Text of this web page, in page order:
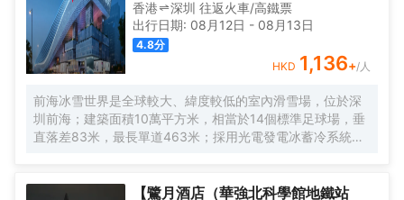
香港 深圳 往返火車/高鐵票
出行日期: 08月12日 - 08月13日
4.8分
HKD 1,136+/人
前海冰雪世界是全球較大、緯度較低的室內滑雪場，位於深
圳前海；建築面積10萬平方米，相當於14個標準足球場，垂
直落差83米，最長單道463米‌；採用光電發電冰蓄冷系統，
【鷺月酒店（華強北科學館地鐵站